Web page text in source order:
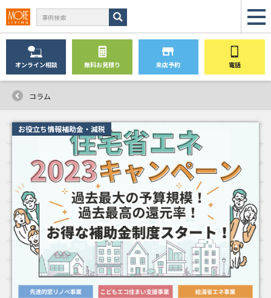
オンライン相談 無料お見積り 来店予約 電話
コラム
お役立ち情報補助金・減税